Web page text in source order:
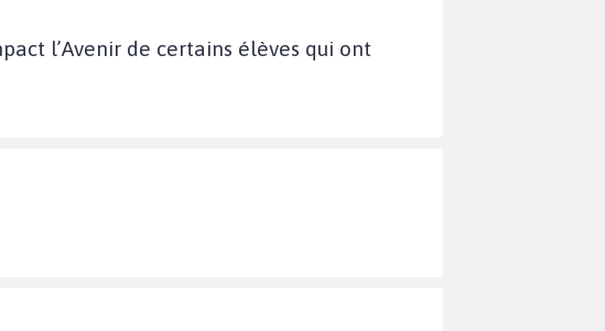
l’Avenir de certains élèves qui ont